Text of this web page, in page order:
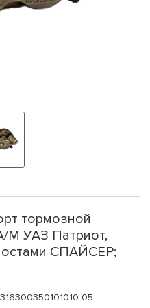
тормозной
М УАЗ Патриот,
СПАЙСЕР;
316300350101010-05